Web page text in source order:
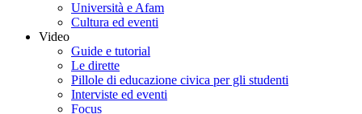
Università e Afam
Cultura ed eventi
Video
Guide e tutorial
Le dirette
Pillole di educazione civica per gli studenti
Interviste ed eventi
Focus